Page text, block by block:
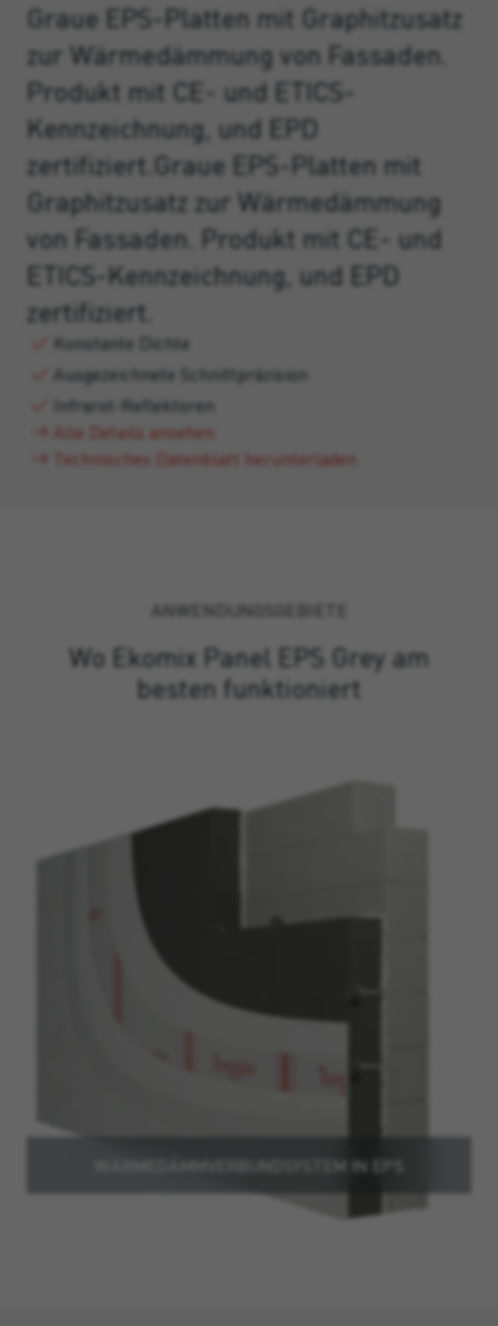
Graue EPS-Platten mit Graphitzusatz
zur Wärmedämmung von Fassaden.
Produkt mit CE- und ETICS-
Kennzeichnung, und EPD
zertifiziert.Graue EPS-Platten mit
Graphitzusatz zur Wärmedämmung
von Fassaden. Produkt mit CE- und
ETICS-Kennzeichnung, und EPD
zertifiziert.
Konstante Dichte
Ausgezeichnete Schnittpräzision
Infrarot-Reflektoren
Alle Details ansehen
Technisches Datenblatt herunterladen
ANWENDUNGSGEBIETE
Wo Ekomix Panel EPS Grey am
besten funktioniert
WÄRMEDÄMMVERBUNDSYSTEM IN EPS